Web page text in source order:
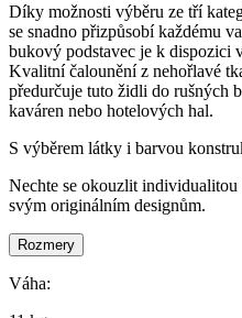
Díky možnosti výběru ze tří
se snadno přizpůsobí každému
bukový podstavec je k dispozici
Kvalitní čalounění z nehořlavé
předurčuje tuto židli do rušných
kaváren nebo hotelových hal.
S výběrem látky i barvou
Nechte se okouzlit individualitou
svým originálním designům.
Rozmery
Váha: